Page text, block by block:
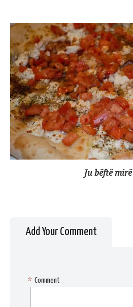
Ju bëftë mirë
Add Your Comment
Comment
*